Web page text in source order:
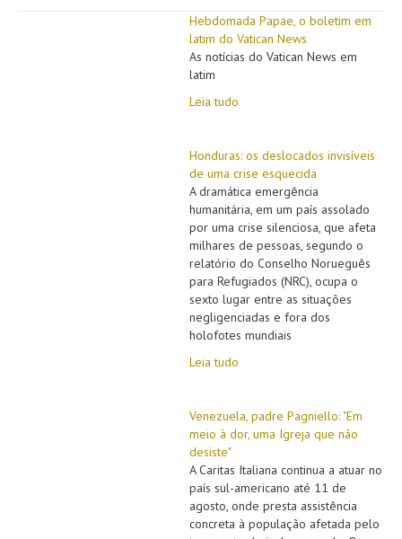
Hebdomada Papae, o boletim em
latim do Vatican News
As notícias do Vatican News em
latim
Leia tudo
Honduras: os deslocados invisíveis
de uma crise esquecida
A dramática emergência
humanitária, em um país assolado
por uma crise silenciosa, que afeta
milhares de pessoas, segundo o
relatório do Conselho Norueguês
para Refugiados (NRC), ocupa o
sexto lugar entre as situações
negligenciadas e fora dos
holofotes mundiais
Leia tudo
Venezuela, padre Pagniello: "Em
meio à dor, uma Igreja que não
desiste"
A Caritas Italiana continua a atuar no
país sul-americano até 11 de
agosto, onde presta assistência
concreta à população afetada pelo